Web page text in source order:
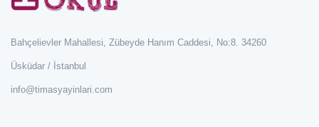
Bahçelievler Mahallesi, Zübeyde Hanım Caddesi, No:8. 34260
Üsküdar / İstanbul
info@timasyayinlari.com